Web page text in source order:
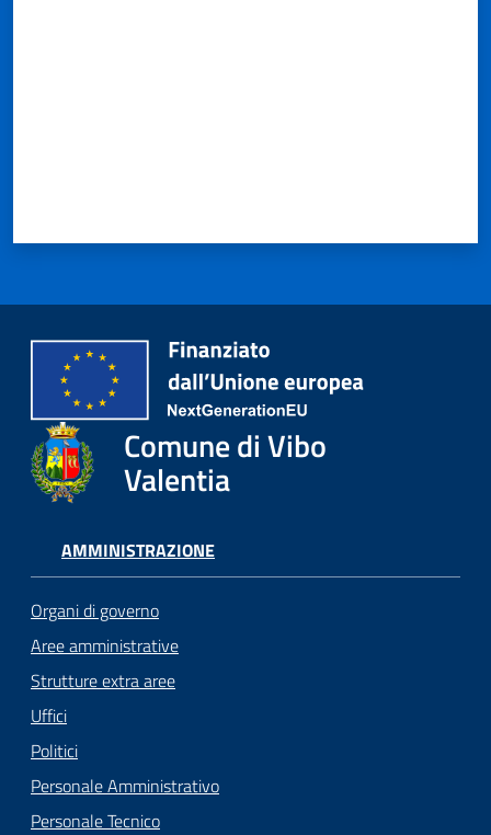
Comune di Vibo
Valentia
AMMINISTRAZIONE
Organi di governo
Aree amministrative
Strutture extra aree
Uffici
Politici
Personale Amministrativo
Personale Tecnico